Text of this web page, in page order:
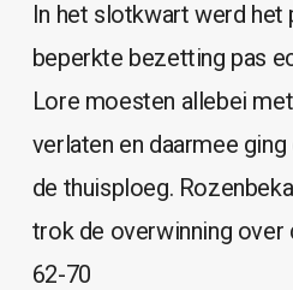
In het slotkwart werd het
beperkte bezetting pas
Lore moesten allebei
verlaten en daarmee
de thuisploeg.
trok de overwinning over
62-70